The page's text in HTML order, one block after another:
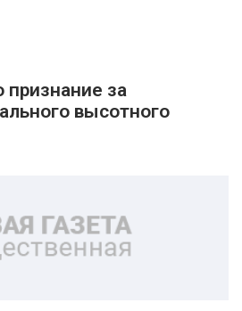
признание за
высотного